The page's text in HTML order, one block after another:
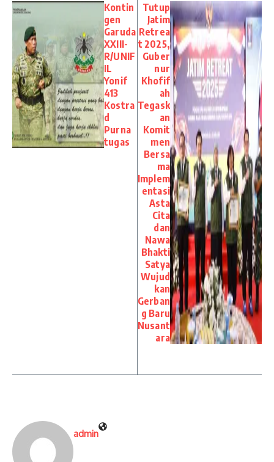
Kontin
gen
Garuda
XXIII-
R/UNIF
IL
Yonif
413
Kostra
d
Purna
tugas
Tutup
Jatim
Retrea
t 2025,
Guber
nur
Khofif
ah
Tegask
an
Komit
men
Bersa
ma
Implem
entasi
Asta
Cita
dan
Nawa
Bhakti
Satya
Wujud
kan
Gerban
g Baru
Nusant
ara
admin